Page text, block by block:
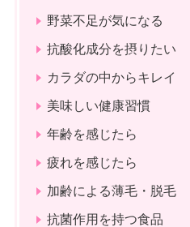
野菜不足が気になる
抗酸化成分を摂りたい
カラダの中からキレイ
美味しい健康習慣
年齢を感じたら
疲れを感じたら
加齢による薄毛・脱毛
抗菌作用を持つ食品